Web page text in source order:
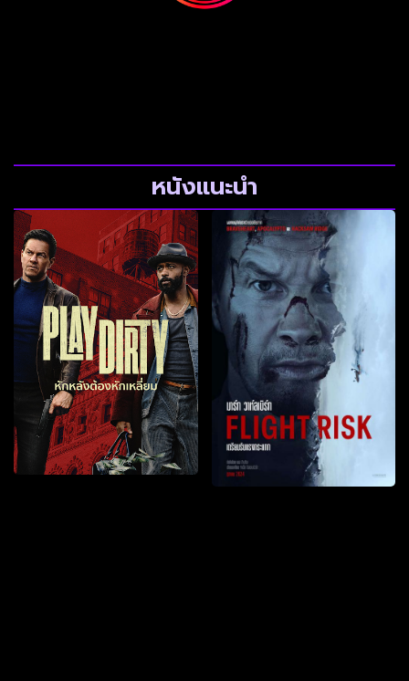
หนังแนะนำ